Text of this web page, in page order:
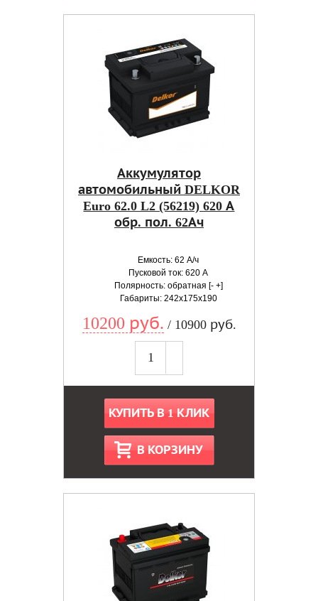
Аккумулятор
автомобильный DELKOR
Euro 62.0 L2 (56219) 620 А
обр. пол. 62Ач
Емкость: 62 А/ч
Пусковой ток: 620 А
Полярность: обратная [- +]
Габариты: 242x175x190
10200 руб. / 10900 руб.
КУПИТЬ В 1 КЛИК
В КОРЗИНУ